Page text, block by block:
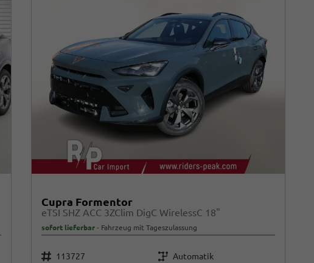
Cupra Formentor
eTSI SHZ ACC 3ZClim DigC WirelessC 18"
sofort lieferbar Fahrzeug mit Tageszulassung
Fahrzeugnr. 113727 Getriebe Automatik